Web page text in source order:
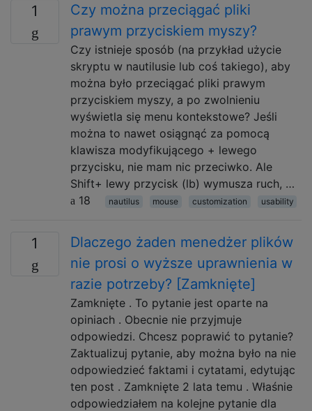
1
Czy można przeciągać pliki
prawym przyciskiem myszy?
Czy istnieje sposób (na przykład użycie
skryptu w nautilusie lub coś takiego), aby
można było przeciągać pliki prawym
przyciskiem myszy, a po zwolnieniu
wyświetla się menu kontekstowe? Jeśli
można to nawet osiągnąć za pomocą
klawisza modyfikującego + lewego
przycisku, nie mam nic przeciwko. Ale
Shift+ lewy przycisk (lb) wymusza ruch, …
18
nautilus mouse customization usability
1
Dlaczego żaden menedżer plików
nie prosi o wyższe uprawnienia w
razie potrzeby? [Zamknięte]
Zamknięte . To pytanie jest oparte na
opiniach . Obecnie nie przyjmuje
odpowiedzi. Chcesz poprawić to pytanie?
Zaktualizuj pytanie, aby można było na nie
odpowiedzieć faktami i cytatami, edytując
ten post . Zamknięte 2 lata temu . Właśnie
odpowiedziałem na kolejne pytanie dla